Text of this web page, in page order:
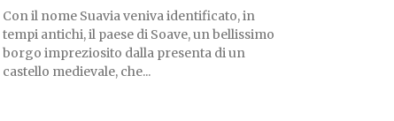
Con il nome Suavia veniva identificato, in
tempi antichi, il paese di Soave, un bellissimo
borgo impreziosito dalla presenta di un
castello medievale, che...